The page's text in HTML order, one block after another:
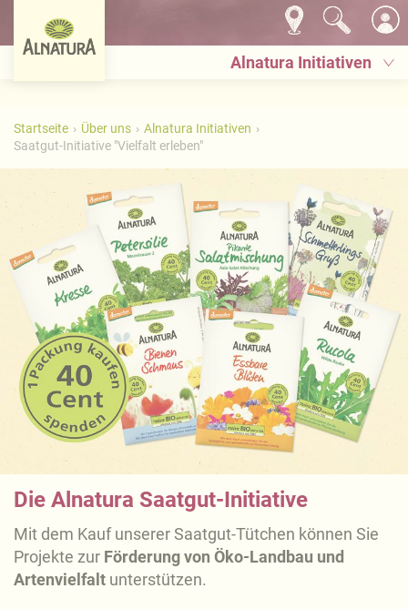
Alnatura Initiativen
Startseite Über uns
Alnatura Initiativen
Saatgut-Initiative "Vielfalt erleben"
Die Alnatura Saatgut-Initiative
Mit dem Kauf unserer Saatgut-Tütchen können Sie
Projekte zur Förderung von Öko-Landbau und
Artenvielfalt unterstützen.